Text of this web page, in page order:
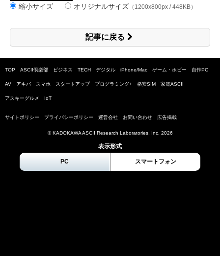
縮小サイズ オリジナルサイズ （1200x800px / 448KB）
記事に戻る
TOP ASCII倶楽部 ビジネス TECH デジタル iPhone/Mac ゲーム・ホビー 自作PC
AV アキバ スマホ スタートアップ プログラミング+ 格安SIM 家電ASCII
アスキーグルメ IoT
サイトポリシー プライバシーポリシー 運営会社 お問い合わせ 広告掲載
© KADOKAWA ASCII Research Laboratories, Inc. 2026
表示形式
PC スマートフォン